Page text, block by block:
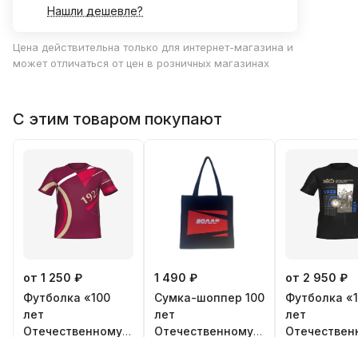
Нашли дешевле?
Цена действительна только для интернет-магазина и
может отличаться от цен в розничных магазинах
С этим товаром покупают
от 1 250 ₽
Футболка «100
лет
Отечественному
1 490 ₽
Сумка-шоппер 100
лет
Отечественному
от 2 950 ₽
Футболка
лет